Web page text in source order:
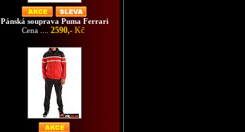
Pánská souprava Puma Ferrari
Cena .... 2590,- Kč